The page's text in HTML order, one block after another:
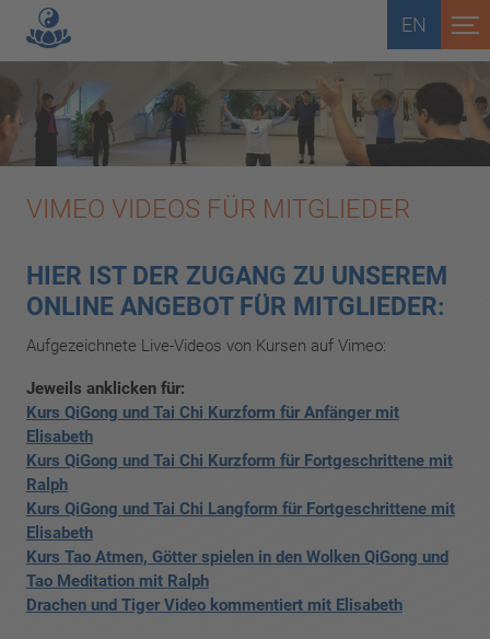
EN
VIMEO VIDEOS FÜR MITGLIEDER
HIER IST DER ZUGANG ZU UNSEREM
ONLINE ANGEBOT FÜR MITGLIEDER:
Aufgezeichnete Live-Videos von Kursen auf Vimeo:
Jeweils anklicken für:
Kurs QiGong und Tai Chi Kurzform für Anfänger mit
Elisabeth
Kurs QiGong und Tai Chi Kurzform für Fortgeschrittene mit
Ralph
Kurs QiGong und Tai Chi Langform für Fortgeschrittene mit
Elisabeth
Kurs Tao Atmen, Götter spielen in den Wolken QiGong und
Tao Meditation mit Ralph
Drachen und Tiger Video kommentiert mit Elisabeth